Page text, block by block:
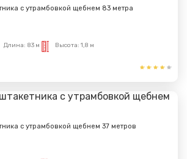
с утрамбовкой щебнем 83 метра
Длина: 83 м Высота: 1,8 м
с утрамбовкой щебнем 37 метров